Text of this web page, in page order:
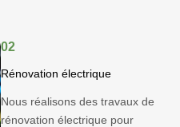
02
Rénovation électrique
Nous réalisons des travaux de
rénovation électrique pour